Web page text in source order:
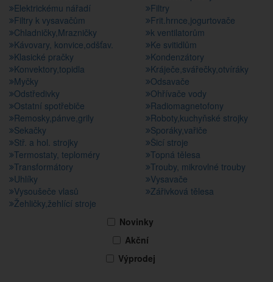
Elektrickému nářadí
Filtry
Filtry k vysavačům
Frit.hrnce,jogurtovače
Chladničky,Mrazničky
k ventilatorům
Kávovary, konvice,odšťav.
Ke svitidlům
Klasické pračky
Kondenzátory
Konvektory,topidla
Kráječe,svářečky,otvíráky
Myčky
Odsavače
Odstředivky
Ohřívače vody
Ostatní spotřebiče
Radiomagnetofony
Remosky,pánve,grily
Roboty,kuchyňské strojky
Sekačky
Sporáky,vařiče
Stř. a hol. strojky
Šicí stroje
Termostaty, teploméry
Topná tělesa
Transformátory
Trouby, mikrovlné trouby
Uhlíky
Vysavače
Vysoušeče vlasů
Zářivková tělesa
Žehličky,žehlící stroje
Novinky
Akční
Výprodej